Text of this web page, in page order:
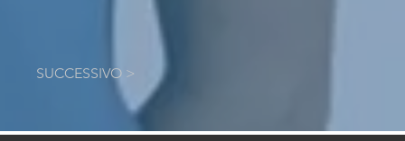
SUCCESSIVO >